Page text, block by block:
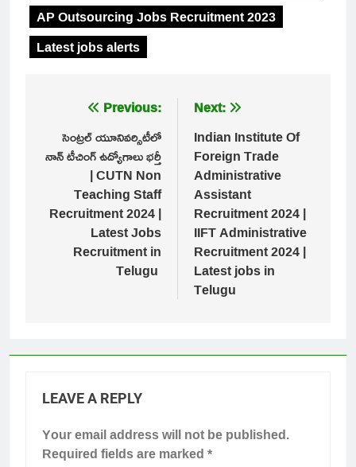
AP Outsourcing Jobs Recruitment 2023
Latest jobs alerts
navigation
Previous:
సెంట్రల్ యూనివర్సిటీలో
నాన్ టీచింగ్ ఉద్యోగాలు భర్తీ
| CUTN Non
Teaching Staff
Recruitment 2024 |
Latest Jobs
Recruitment in
Telugu
Next:
Indian Institute Of
Foreign Trade
Administrative
Assistant
Recruitment 2024 |
IIFT Administrative
Recruitment 2024 |
Latest jobs in
Telugu
LEAVE A REPLY
Your email address will not be published.
Required fields are marked*